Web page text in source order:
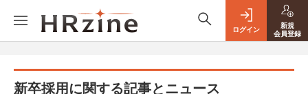
ログイン
新規
会員登録
新卒採用に関する記事とニュース